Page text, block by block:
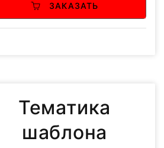
ЗАКАЗАТЬ
Тематика
шаблона